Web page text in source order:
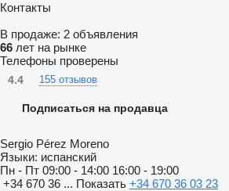
Контакты
В продаже: 2 объявления
66 лет на рынке
Телефоны проверены
4.4 155 отзывов
Подписаться на продавца
Sergio Pérez Moreno
Языки: испанский
Пн - Пт 09:00 - 14:00 16:00 - 19:00
+34 670 36 ... Показать +34 670 36 03 23